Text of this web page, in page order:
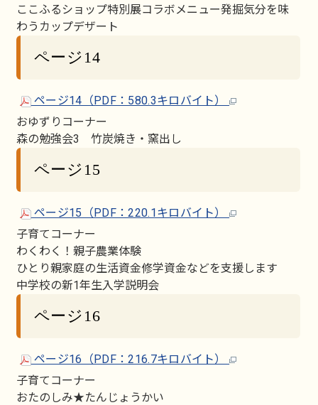
ここふるショップ特別展コラボメニュー発掘気分を味
わうカップデザート
ページ14
ページ14（PDF：580.3キロバイト）
おゆずりコーナー
森の勉強会3 竹炭焼き・窯出し
ページ15
ページ15（PDF：220.1キロバイト）
子育てコーナー
わくわく！親子農業体験
ひとり親家庭の生活資金修学資金などを支援します
中学校の新1年生入学説明会
ページ16
ページ16（PDF：216.7キロバイト）
子育てコーナー
おたのしみ★たんじょうかい